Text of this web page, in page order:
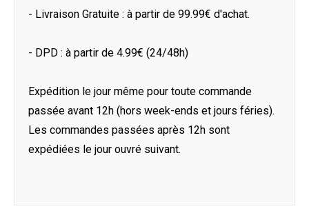
- Livraison Gratuite : à partir de 99.99€ d'achat.
- DPD : à partir de 4.99€ (24/48h)
Expédition le jour même pour toute commande
passée avant 12h (hors week-ends et jours féries).
Les commandes passées après 12h sont
expédiées le jour ouvré suivant.